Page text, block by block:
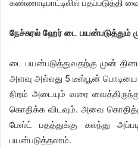
கண்ணாடிபாட்டிலில் பதப்படுத்தி
​நேச்சுரல் ஹேர் டை பயன்படுத்தும்
டை பயன்படுத்துவதற்கு முன்
அளவு அல்லது 5 டீஸ்பூன் பொடியை
நிறம் அடையும் வரை
கொதிக்க விடவும். அவை
பேஸ்ட் பதத்துக்கு கலந்து
பயன்படுத்தலாம்.